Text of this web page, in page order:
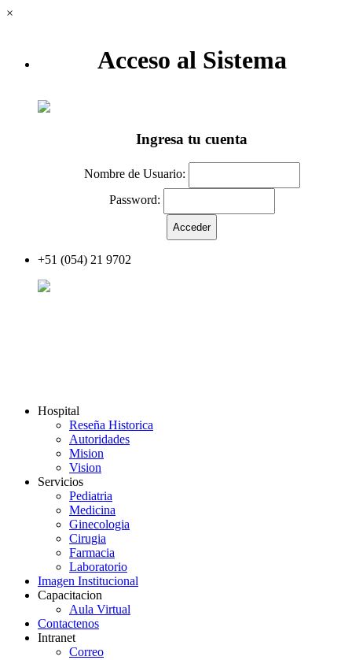
×
Acceso al Sistema
Ingresa tu cuenta
Nombre de Usuario:
Password:
+51 (054) 21 9702
Hospital
Reseña Historica
Autoridades
Mision
Vision
Servicios
Pediatria
Medicina
Ginecologia
Cirugia
Farmacia
Laboratorio
Imagen Institucional
Capacitacion
Aula Virtual
Contactenos
Intranet
Correo